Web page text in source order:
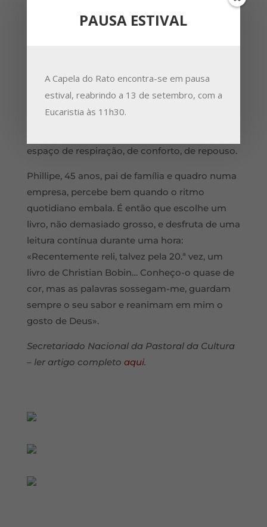
conhecimento de Cristo. Ou então sucede
uma provação que vem perturbar a vida
interior; face à doença, a dificuldades de
espaço de respiração, de conforto, de repouso.
Phillipe, 45 anos, pai de família e quadro numa
empresa, percebe bem quando o ritmo
quotidiano embala. É então que escolhe um
livro, não demasiado grosso, e desfruta de uma
leitura contínua durante uma hora:
«Recentemente reli, talvez pela 20.ª vez, um
livro de Christian Bobin… Conheço-o quase de
cor, mas as palavras sossegam-me, guardam
sempre o seu sabor e reanimam em mim o
gosto de Deus».
Secretariado Nacional da Pastoral da Cultura
– ler artigo completo aqui.
PAUSA ESTIVAL
A Capela do Rato encontra-se em pausa
estival, reabrindo a 13 de setembro, com a
Eucaristia às 11h30.